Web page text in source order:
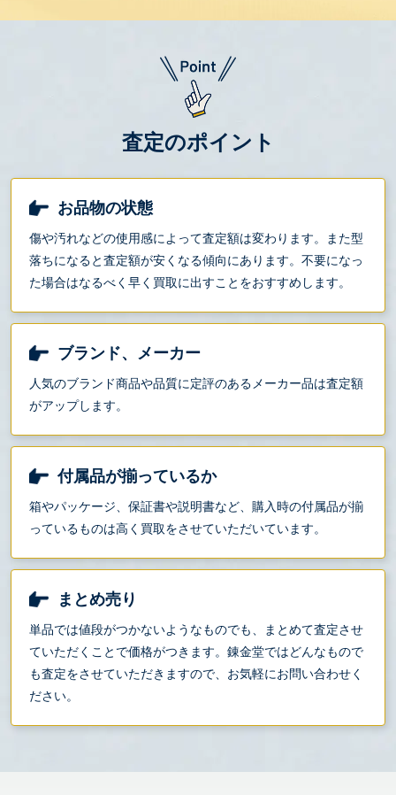
査定のポイント
お品物の状態
傷や汚れなどの使用感によって査定額は変わります。また型
落ちになると査定額が安くなる傾向にあります。不要になっ
た場合はなるべく早く買取に出すことをおすすめします。
ブランド、メーカー
人気のブランド商品や品質に定評のあるメーカー品は査定額
がアップします。
付属品が揃っているか
箱やパッケージ、保証書や説明書など、購入時の付属品が揃
っているものは高く買取をさせていただいています。
まとめ売り
単品では値段がつかないようなものでも、まとめて査定させ
ていただくことで価格がつきます。錬金堂ではどんなもので
も査定をさせていただきますので、お気軽にお問い合わせく
ださい。